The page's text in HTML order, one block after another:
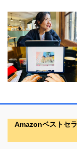
Amazonベストセ